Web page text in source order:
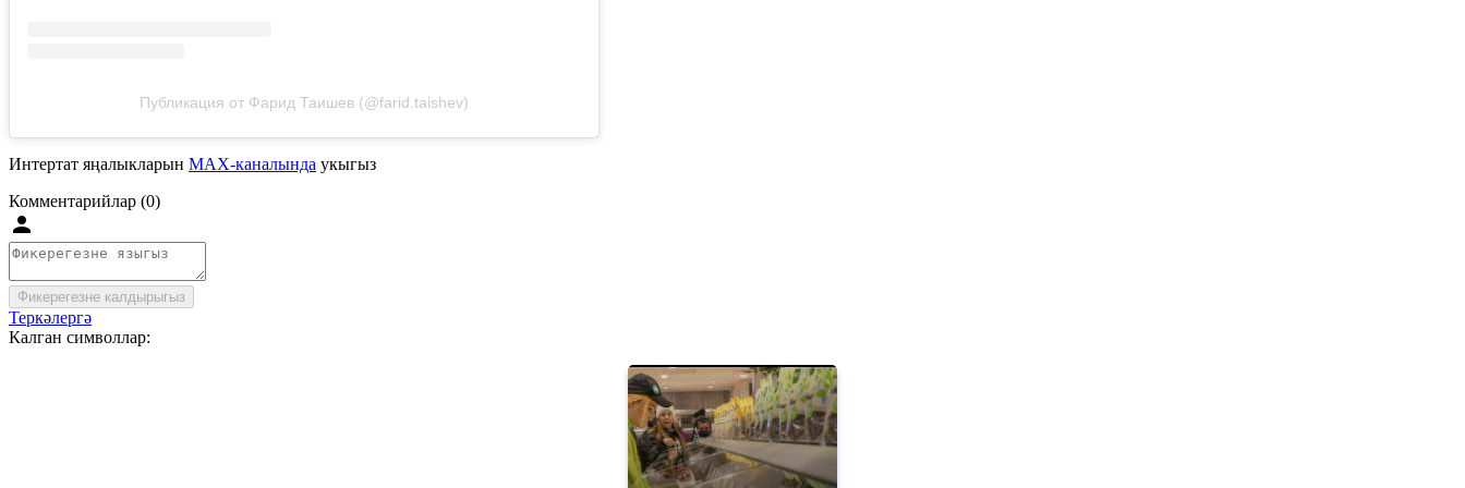
Публикация от Фарид Таишев (@farid.taishev)
Интертат яңалыкларын MAX-каналында укыгыз
Комментарийлар (0)
Фикерегезне калдырыгыз
Теркәлергә
Калган символлар: